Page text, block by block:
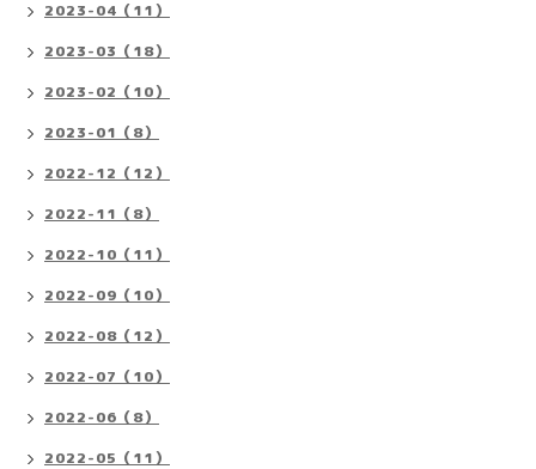
2023-04（11）
2023-03（18）
2023-02（10）
2023-01（8）
2022-12（12）
2022-11（8）
2022-10（11）
2022-09（10）
2022-08（12）
2022-07（10）
2022-06（8）
2022-05（11）